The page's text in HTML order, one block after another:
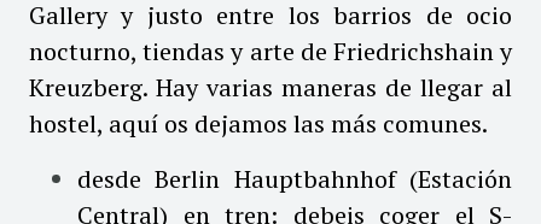
Gallery y justo entre los barrios de ocio
nocturno, tiendas y arte de Friedrichshain y
Kreuzberg. Hay varias maneras de llegar al
hostel, aquí os dejamos las más comunes.
desde Berlin Hauptbahnhof (Estación
Central) en tren: debeis coger el S-